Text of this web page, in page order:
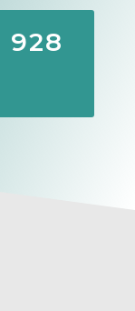
928